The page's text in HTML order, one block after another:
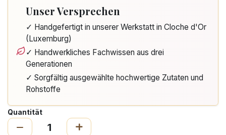
Unser Versprechen
✓ Handgefertigt in unserer Werkstatt in Cloche d'Or
(Luxemburg)
✓ Handwerkliches Fachwissen aus drei
Generationen
✓ Sorgfältig ausgewählte hochwertige Zutaten und
Rohstoffe
Quantität